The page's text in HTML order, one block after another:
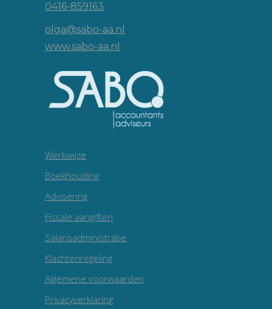
0416-859163
olga@sabo-aa.nl
www.sabo-aa.nl
Werkwijze
Boekhouding
Advisering
Fiscale aangiften
Salarisadministratie
Klachtenregeling
Algemene voorwaarden
Privacyverklaring